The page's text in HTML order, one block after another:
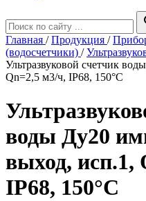
Главная /Продукция /
(водосчетчики) /
Ультразвуковой счетчик
Qn=2,5 м3/ч, IP68, 150°C
воды Ду20
выход, исп.1,
IP68, 150°C